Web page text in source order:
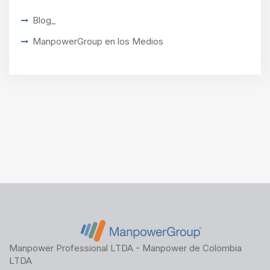
Blog_
ManpowerGroup en los Medios
Manpower Professional LTDA - Manpower de Colombia
LTDA